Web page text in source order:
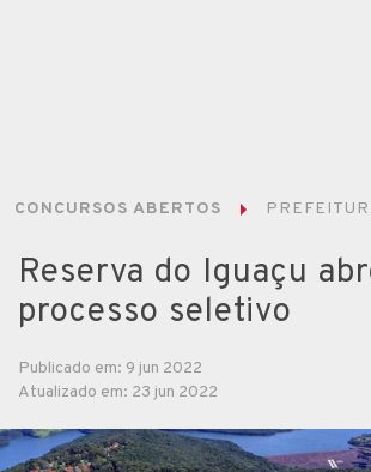
CONCURSOS ABERTOS
Reserva do Iguaçu
processo seletivo
Publicado em: 9 jun 2022
Atualizado em: 23 jun 2022